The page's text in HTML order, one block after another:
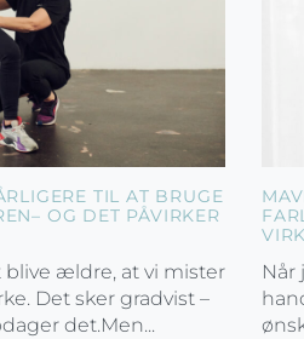
TIL AT BRUGE
OG DET PÅVIRKER
blive ældre, at vi mister
Det sker gradvist –
det.Men...
Når